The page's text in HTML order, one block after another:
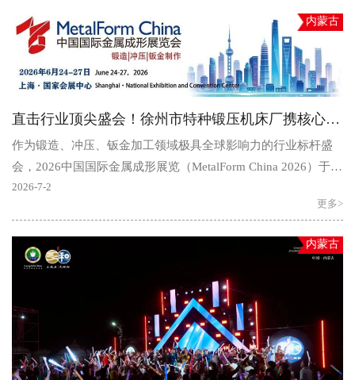
内蒙古
直击行业顶尖盛会！徐州市特种锻压机床厂携核心锻压设备亮相上海“中国国际金属成形展”
作为锻造、冲压、钣金加工领域极具全球影响力的行业标杆盛
会，2026中国国际金属成形展览（MetalForm China 2026）于6
月24日—27日在上海国家会展中心盛大启幕。展会汇聚全..
2026-7-2
更多>
内蒙古